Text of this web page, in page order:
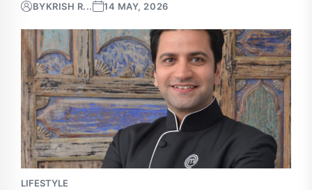
BYKRISH R... 14 MAY, 2026
LIFESTYLE